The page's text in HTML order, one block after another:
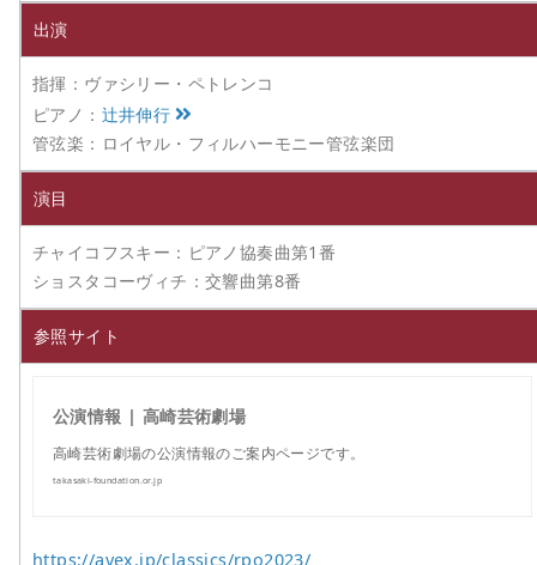
出演
指揮：ヴァシリー・ペトレンコ
ピアノ： 辻井伸行
管弦楽：ロイヤル・フィルハーモニー管弦楽団
演目
チャイコフスキー：ピアノ協奏曲第1番
ショスタコーヴィチ：交響曲第8番
参照サイト
公演情報 | 高崎芸術劇場
高崎芸術劇場の公演情報のご案内ページです。
takasaki-foundation.or.jp
https://avex.jp/classics/rpo2023/